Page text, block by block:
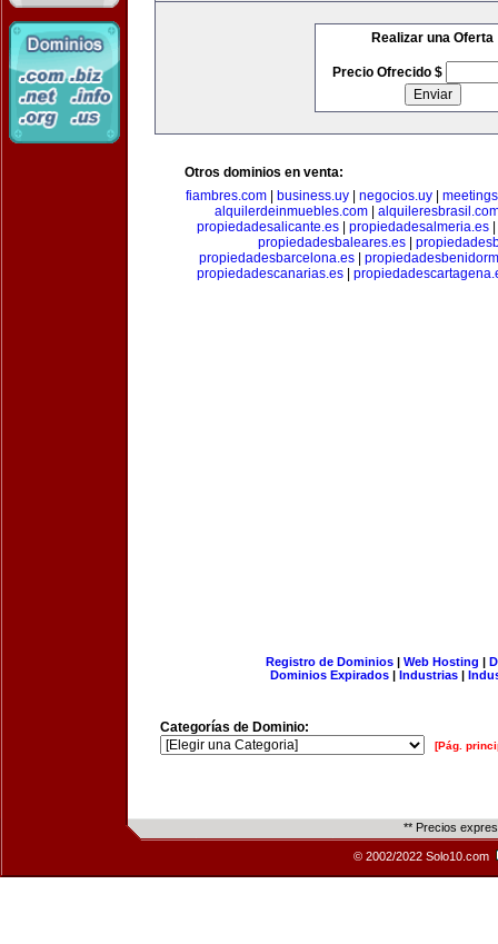
Realizar una Oferta
Precio Ofrecido $
Otros dominios en venta:
fiambres.com| business.uy| negocios.uy|
alquilerdeinmuebles.com|
propiedadesalicante.es| propiedadesalmeria.es|
propiedadesbaleares.es
propiedadesbarcelona.es
propiedadescanarias.es|
Registro de Dominios| Web Hosting |
Dominios Expirados | Industrias |
Categorías de Dominio:
[Pág.
** Precios
© 2002/2022 Solo10.com